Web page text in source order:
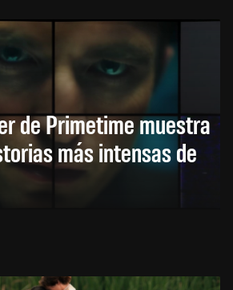
de Primetime muestra
más intensas de